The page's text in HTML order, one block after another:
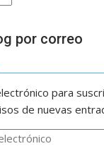
por correo
para
de nuevas